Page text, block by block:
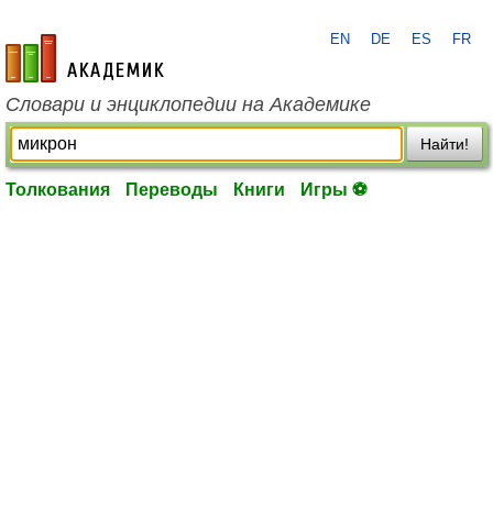
academic.ru
EN DE ES FR
Словари и энциклопедии на Академике
Найти!
Толкования Переводы Книги Игры ⚽